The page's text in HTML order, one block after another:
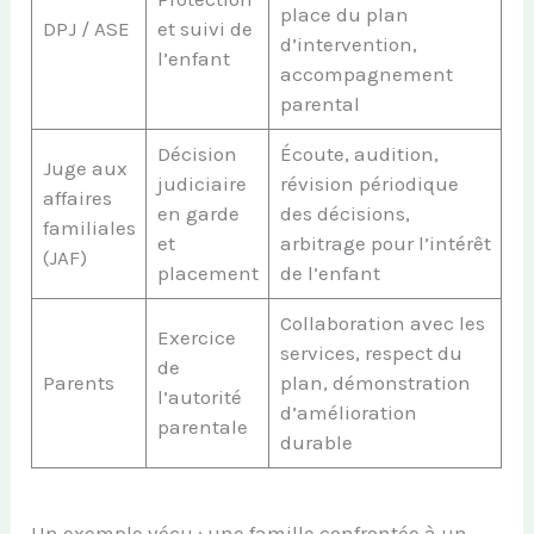
DPJ / ASE
et suivi de
l’enfant
place du plan
d’intervention,
accompagnement
parental
Juge aux
affaires
familiales
(JAF)
Décision
judiciaire
en garde
et
placement
Écoute, audition,
révision périodique
des décisions,
arbitrage pour l’intérêt
de l’enfant
Parents
Exercice
de
l’autorité
parentale
Collaboration avec les
services, respect du
plan, démonstration
d’amélioration
durable